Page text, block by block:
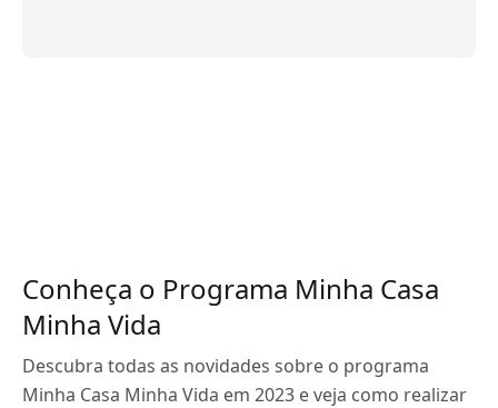
Conheça o Programa Minha Casa
Minha Vida
Descubra todas as novidades sobre o programa
Minha Casa Minha Vida em 2023 e veja como realizar